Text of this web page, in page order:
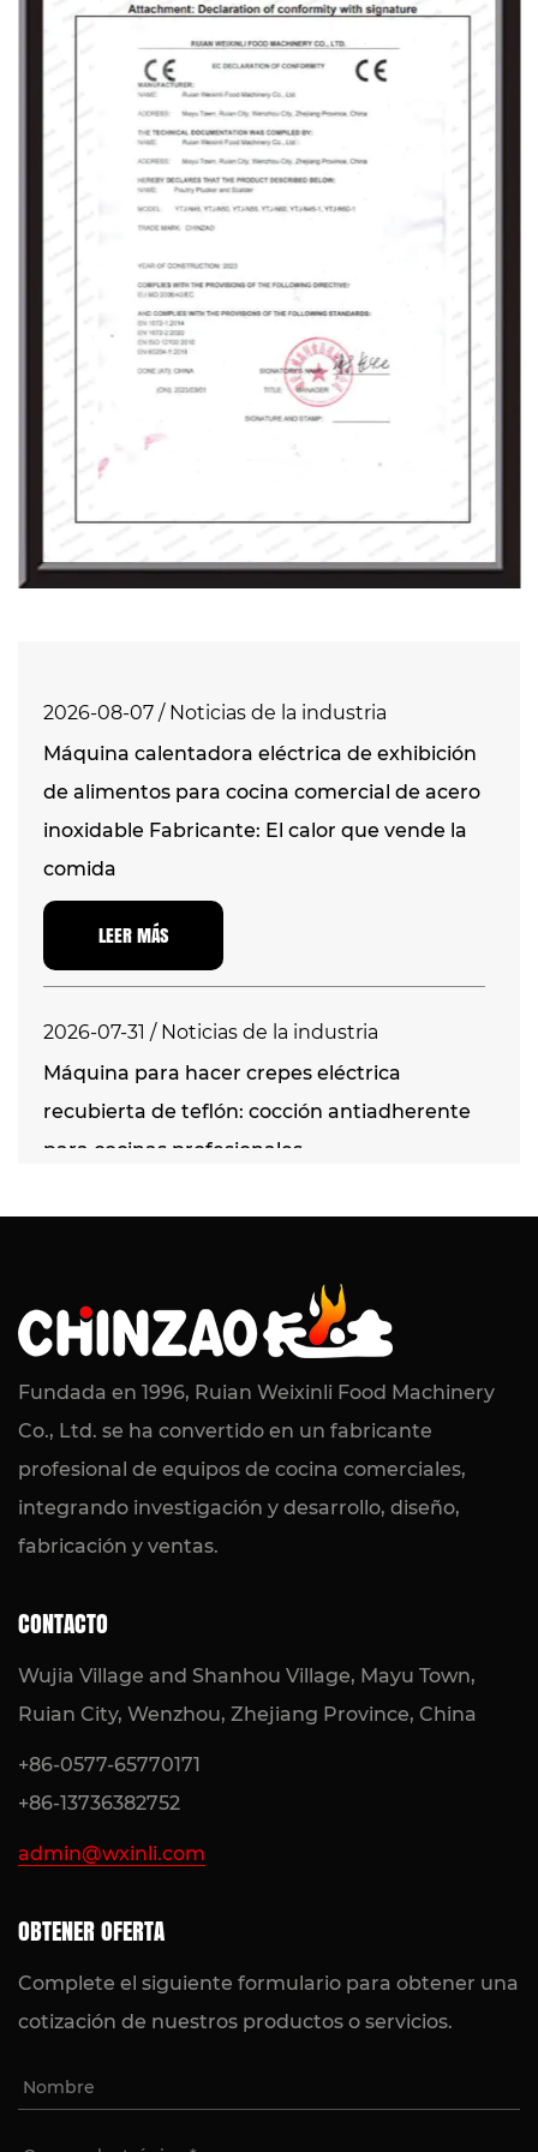
el Sudeste Asiático.
Weixinli seguirá trabajando duro, superando
obstáculos en las intensas olas de
competencia y ofreciendo cuidadosamente a
los clientes productos de primera calidad con
Esperamos con entusiasmo unirnos a usted
para crear brillantez juntos.
2026-08-07 / Noticias de la industria
Máquina calentadora eléctrica de exhibición
de alimentos para cocina comercial de acero
inoxidable Fabricante: El calor que vende la
comida
LEER MÁS
2026-07-31 / Noticias de la industria
Máquina para hacer crepes eléctrica
recubierta de teflón: cocción antiadherente
para cocinas profesionales
LEER MÁS
2026-07-24 / Noticias de la industria
Máquina eléctrica de baño María de
combustión en seco: calentamiento
confiable de alimentos para cocinas
comerciales
LEER MÁS
Fundada en 1996, Ruian Weixinli Food Machinery
Co., Ltd. se ha convertido en un fabricante
profesional de equipos de cocina comerciales,
integrando investigación y desarrollo, diseño,
fabricación y ventas.
CONTACTO
Wujia Village and Shanhou Village, Mayu Town,
Ruian City, Wenzhou, Zhejiang Province, China
+86-0577-65770171
+86-13736382752
admin@wxinli.com
OBTENER OFERTA
Complete el siguiente formulario para obtener una
cotización de nuestros productos o servicios.